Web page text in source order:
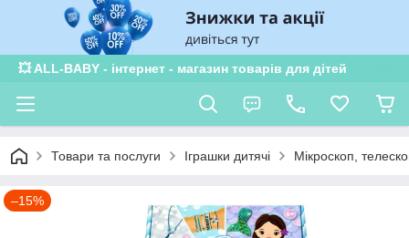
Subscribe to our
notifications!
To enable permission prompts, click
on the notification icon
💥 ALL-BABY - інтернет - магазин товарів для дітей
Товари та послуги Іграшки дитячі Мікроскоп,
–15%